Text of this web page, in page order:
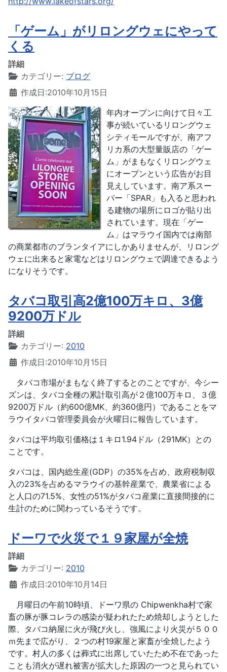
「ゲーム」がリロングウェにやって
くる
詳細
カテゴリー: ブログ
作成日:2010年10月15日
年内オープンに向けて日々工
事が続いているリロングウェ
シティモールですが、南アフ
リカ系の大型量販店の「ゲー
ム」がまもなくリロングウェ
にオープンという広告がお目
見えしています。南ア系スー
パー「SPAR」も入ると思われ
る建物の場所にロゴが貼り出
されています。現在「ゲー
ム」はマラウイ国内では南部
の商業都市のブランタイアにしかありませんが、リロング
ウェに出来ると家電などはリロングウェで調達できるよう
になりそうです。
タバコ取引高2億100万キロ、3億
9200万ドル
詳細
カテゴリー: 2010
作成日:2010年10月15日
タバコ市場がまもなく終了するとのことですが、今シー
ズンは、タバコ全種の累計取引高が２億100万キロ、３億
9200万ドル（約600億MK、約360億円）であることをマ
ラウイタバコ管理委員会が火曜日に報告しています。
タバコは平均取引価格は１キロ1.94ドル（291MK）との
ことです。
タバコは、国内総生産(GDP）の35%を占め、政府税制収
入の23%を占めるマラウイの基幹産業で、農業省による
と人口の71.5%、女性の51%がタバコ産業に直接間接的に
生計のために関わっているそうです。
ドーワで火災で１９家屋が全焼
詳細
カテゴリー: 2010
作成日:2010年10月14日
月曜日の午前10時頃、ドーワ県の Chipwenkha村で家
畜の豚が豚コレラの感染が疑われたため焼却しようとした
際、タバコ納屋に火が飛び火し、強風により火災が５００
ｍ先まで広がり、２つの村19家屋と家畜が全焼したよう
です。村人の多くは葬式に出席していたため不在であった
ことも消火が遅れ被害が拡大した原因の一つと見られてい